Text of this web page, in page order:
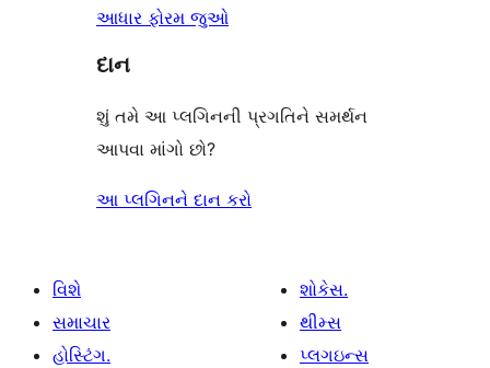
આધાર ફોરમ જુઓ
દાન
શું તમે આ પ્લગિનની પ્રગતિને સમર્થન
આપવા માંગો છો?
આ પ્લગિનને દાન કરો
વિશે
સમાચાર
હોસ્ટિંગ.
શોકેસ.
થીમ્સ
પ્લગઇન્સ